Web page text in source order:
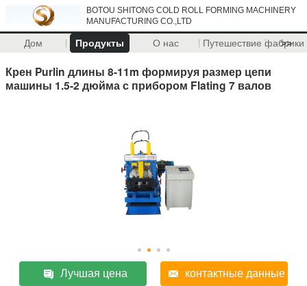
BOTOU SHITONG COLD ROLL FORMING MACHINERY
MANUFACTURING CO.,LTD
Дом Продукты О нас Путешествие фабрики
>>
Крен Purlin длины 8-11m формируя размер цепи
машины 1.5-2 дюйма с прибором Flating 7 валов
Лучшая цена контактные данные